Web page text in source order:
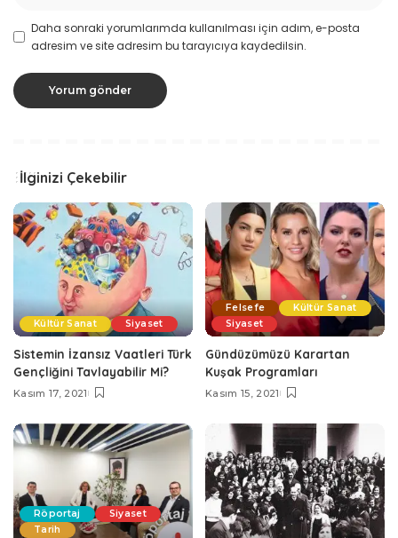
Daha sonraki yorumlarımda kullanılması için adım, e-posta
adresim ve site adresim bu tarayıcıya kaydedilsin.
İlginizi Çekebilir
Kültür Sanat Siyaset
Sistemin İzansız Vaatleri Türk
Gençliğini Tavlayabilir Mi?
Kasım 17, 2021
Felsefe
Kültür Sanat
Siyaset
Gündüzümüzü Karartan
Kuşak Programları
Kasım 15, 2021
Röportaj
Siyaset
Tarih